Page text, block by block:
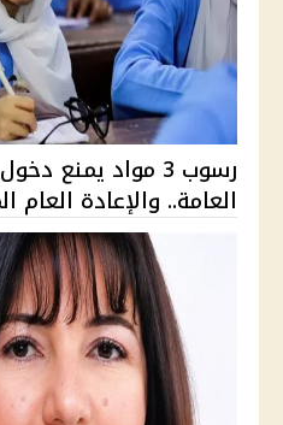
رسوب 3 مواد يمنع
العامة.. والإعادة العام